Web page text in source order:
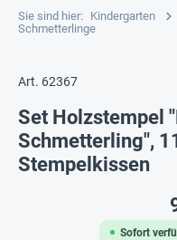
Sie sind hier: Kindergarten
Schmetterlinge
Art. 62367
Set Holzstempel
Schmetterling",
Stempelkissen
Sofort